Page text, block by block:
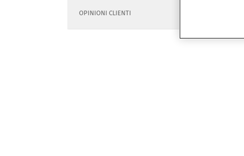
OPINIONI CLIENTI